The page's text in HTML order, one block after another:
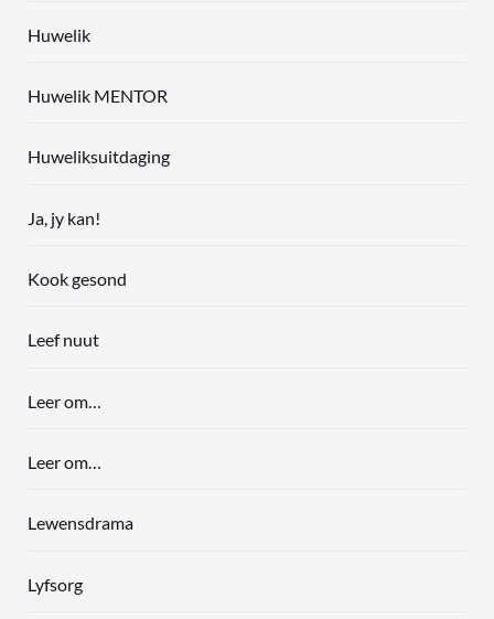
Huwelik
Huwelik MENTOR
Huweliksuitdaging
Ja, jy kan!
Kook gesond
Leef nuut
Leer om…
Leer om…
Lewensdrama
Lyfsorg